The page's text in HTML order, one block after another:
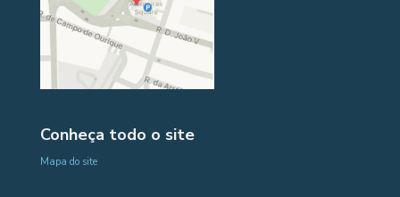
Conheça todo o site
Mapa do site